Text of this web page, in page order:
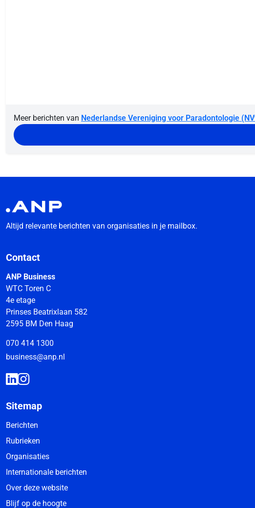
Meer berichten van Nederlandse Vereniging voor Paradontologie
Altijd relevante berichten van organisaties in je mailbox.
Contact
ANP Business
WTC Toren C
4e etage
Prinses Beatrixlaan 582
2595 BM Den Haag
070 414 1300
business@anp.nl
Sitemap
Berichten
Rubrieken
Organisaties
Internationale berichten
Over deze website
Blijf op de hoogte